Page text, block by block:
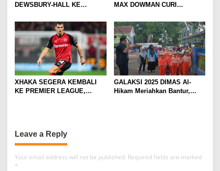
DEWSBURY-HALL KE
SANG GELANDANG DIMULAI
MAX DOWMAN CURI
PRAMUSIM ASIA
XHAKA SEGERA KEMBALI
KE PREMIER LEAGUE,
GALAKSI 2025 DIMAS Al-
Hikam Meriahkan Bantur,
Leave a Reply
Your email address will not be published. Required fields are marked
*